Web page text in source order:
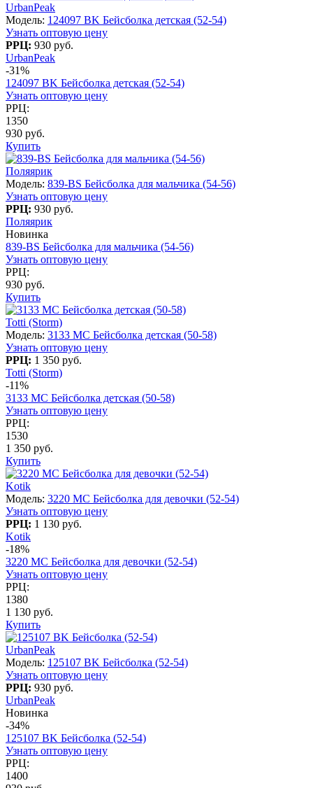
UrbanPeak
Модель: 124097 BK Бейсболка детская (52-54)
Узнать оптовую цену
РРЦ: 930 руб.
UrbanPeak
-31%
124097 BK Бейсболка детская (52-54)
Узнать оптовую цену
РРЦ:
1350
930 руб.
Купить
Поляярик
Модель: 839-BS Бейсболка для мальчика (54-56)
Узнать оптовую цену
РРЦ: 930 руб.
Поляярик
Новинка
839-BS Бейсболка для мальчика (54-56)
Узнать оптовую цену
РРЦ:
930 руб.
Купить
Totti (Storm)
Модель: 3133 МС Бейсболка детская (50-58)
Узнать оптовую цену
РРЦ: 1 350 руб.
Totti (Storm)
-11%
3133 МС Бейсболка детская (50-58)
Узнать оптовую цену
РРЦ:
1530
1 350 руб.
Купить
Kotik
Модель: 3220 МC Бейсболка для девочки (52-54)
Узнать оптовую цену
РРЦ: 1 130 руб.
Kotik
-18%
3220 МC Бейсболка для девочки (52-54)
Узнать оптовую цену
РРЦ:
1380
1 130 руб.
Купить
UrbanPeak
Модель: 125107 BK Бейсболка (52-54)
Узнать оптовую цену
РРЦ: 930 руб.
UrbanPeak
Новинка
-34%
125107 BK Бейсболка (52-54)
Узнать оптовую цену
РРЦ:
1400